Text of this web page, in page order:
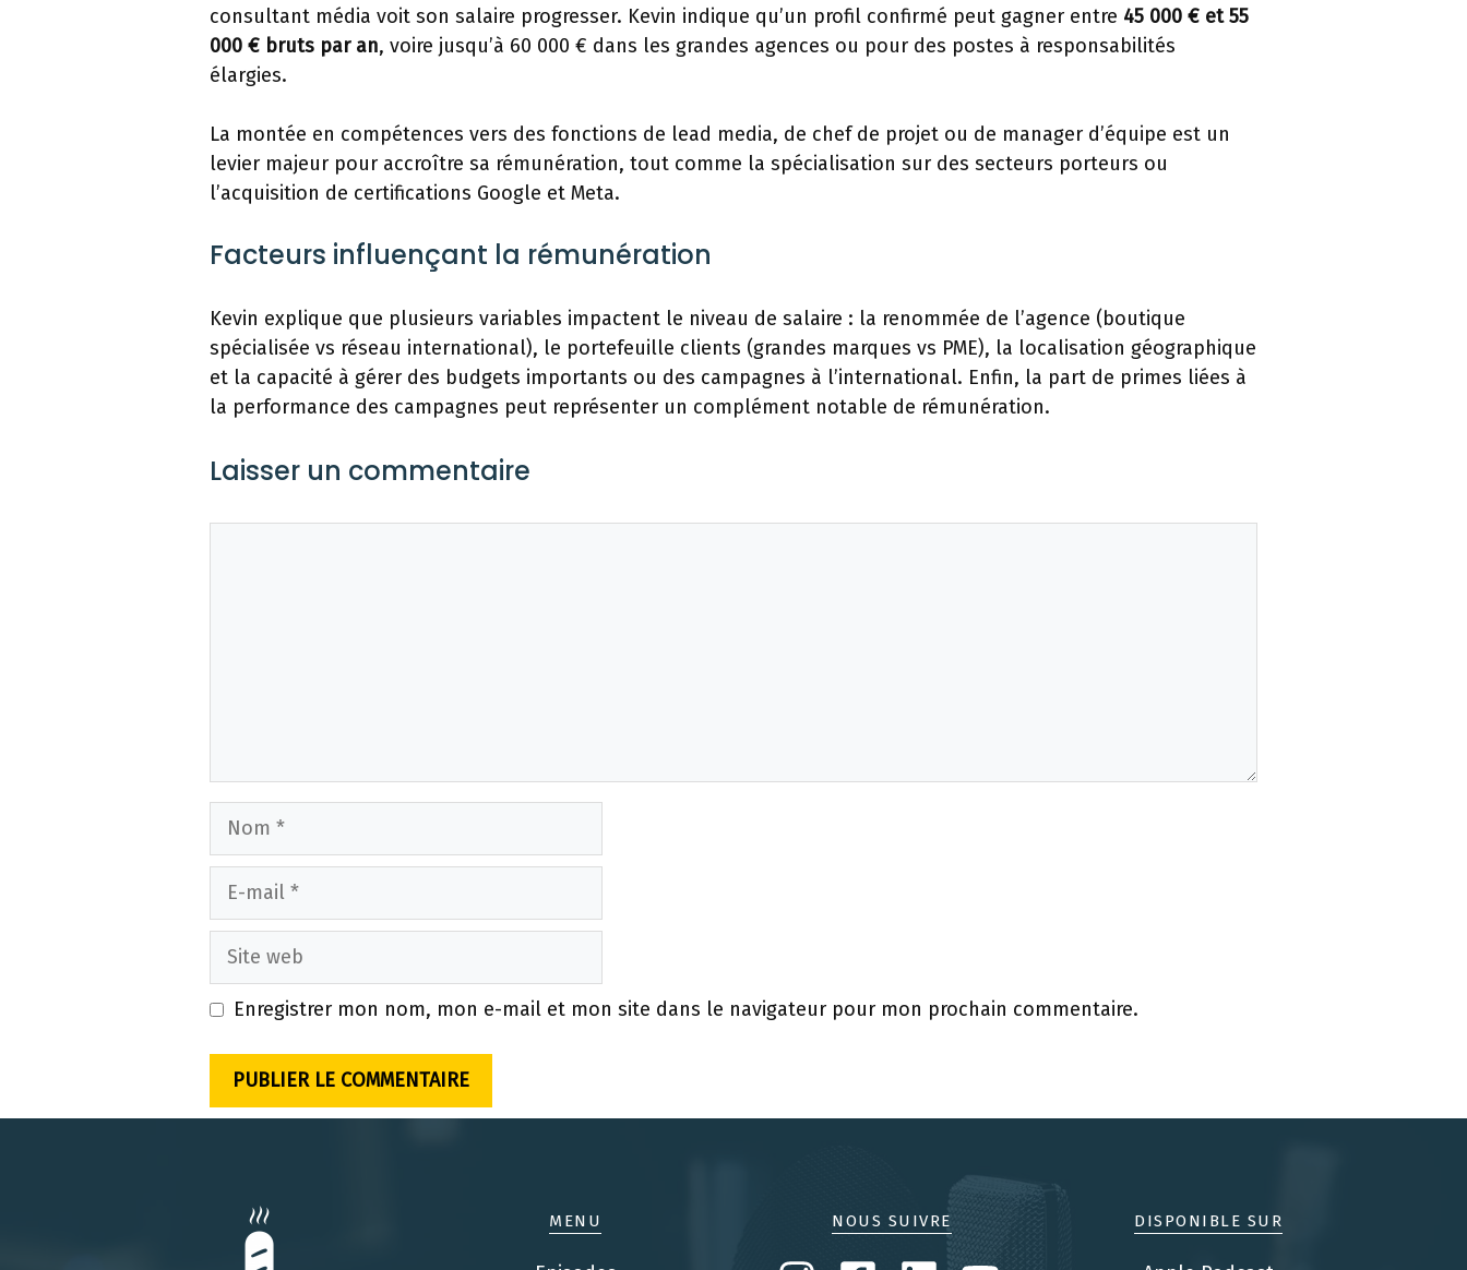
consultant média voit son salaire progresser. Kevin indique qu’un profil confirmé peut gagner entre 45 000 € et 55
000 € bruts par an, voire jusqu’à 60 000 € dans les grandes agences ou pour des postes à responsabilités
élargies.
La montée en compétences vers des fonctions de lead media, de chef de projet ou de manager d’équipe est un
levier majeur pour accroître sa rémunération, tout comme la spécialisation sur des secteurs porteurs ou
l’acquisition de certifications Google et Meta.
Facteurs influençant la rémunération
Kevin explique que plusieurs variables impactent le niveau de salaire : la renommée de l’agence (boutique
spécialisée vs réseau international), le portefeuille clients (grandes marques vs PME), la localisation géographique
et la capacité à gérer des budgets importants ou des campagnes à l’international. Enfin, la part de primes liées à
la performance des campagnes peut représenter un complément notable de rémunération.
Laisser un commentaire
Nom
Site
Enregistrer mon nom, mon e-mail et mon site dans le navigateur pour mon prochain commentaire.
MENU NOUS SUIVRE DISPONIBLE SUR